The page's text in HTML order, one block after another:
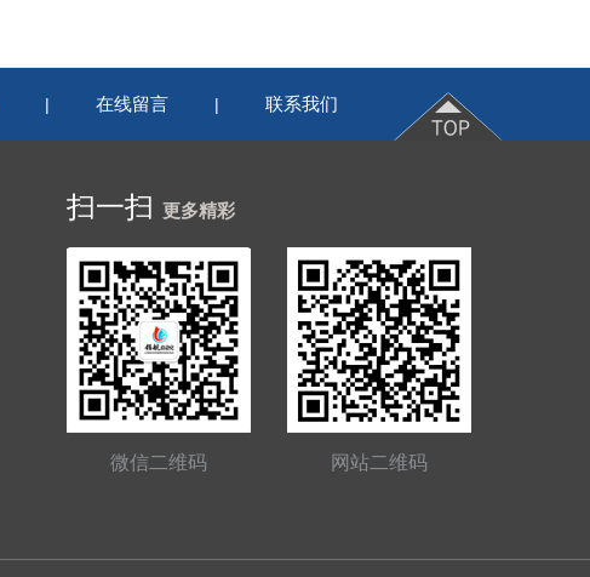
| 在线留言 | 联系我们
扫一扫 更多精彩
微信二维码 网站二维码